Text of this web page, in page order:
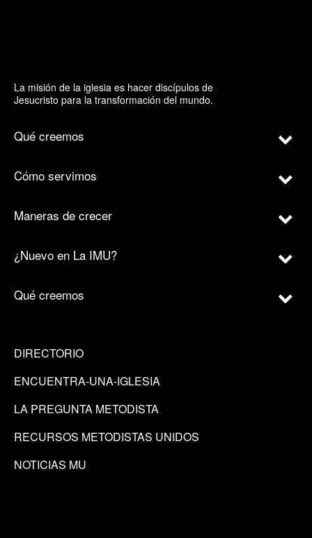
La misión de la iglesia es hacer discípulos de
Jesucristo para la transformación del mundo.
Qué creemos
Cómo servimos
Maneras de crecer
¿Nuevo en La IMU?
Qué creemos
DIRECTORIO
ENCUENTRA-UNA-IGLESIA
LA PREGUNTA METODISTA
RECURSOS METODISTAS UNIDOS
NOTICIAS MU